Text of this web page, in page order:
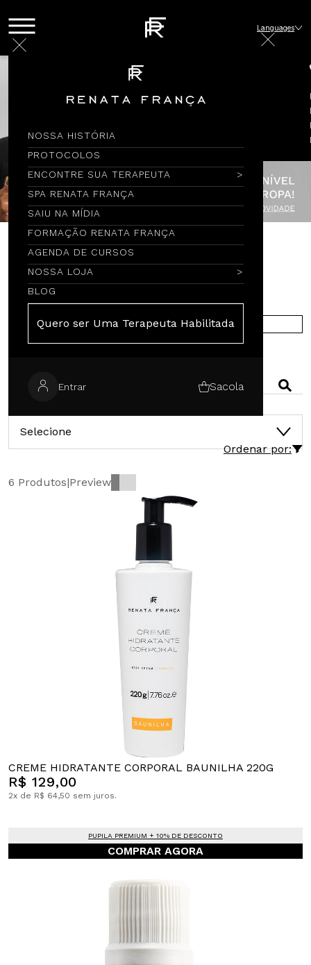
NOSSA HISTÓRIA
PROTOCOLOS
ENCONTRE SUA TERAPEUTA
SPA RENATA FRANÇA
SAIU NA MÍDIA
FORMAÇÃO RENATA FRANÇA
AGENDA DE CURSOS
NOSSA LOJA
BLOG
Quero ser Uma Terapeuta Habilitada
Entrar Sacola
Languages
Encontre por Nome
COMPRE NA EUROPA
Selecione
Ordenar por:
6 Produtos|Preview
CREME HIDRATANTE CORPORAL BAUNILHA 220G
R$ 129,00
2x de R$ 64,50 sem juros.
PUPILA PREMIUM + 10% DE DESCONTO
COMPRAR AGORA